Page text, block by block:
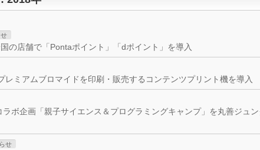
の店舗で「Pontaポイント」「dポイント」を導入
レミアムブロマイドを印刷・販売するコンテンツプリント機を導入
ボ企画「親子サイエンス＆プログラミングキャンプ」を丸善ジュ
せ